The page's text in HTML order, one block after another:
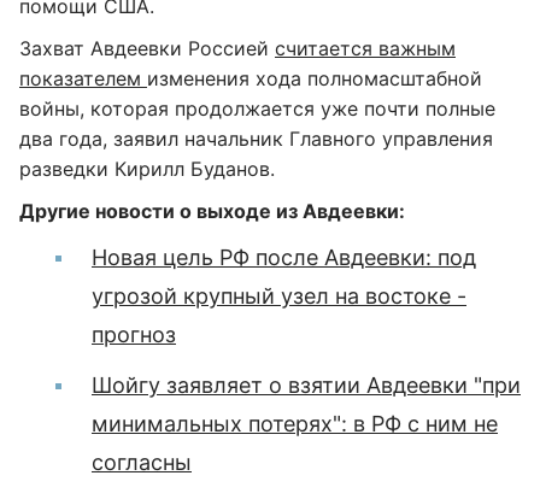
помощи США.
Захват Авдеевки Россией считается важным
показателем изменения хода полномасштабной
войны, которая продолжается уже почти полные
два года, заявил начальник Главного управления
разведки Кирилл Буданов.
Другие новости о выходе из Авдеевки:
Новая цель РФ после Авдеевки: под
угрозой крупный узел на востоке -
прогноз
Шойгу заявляет о взятии Авдеевки "при
минимальных потерях": в РФ с ним не
согласны